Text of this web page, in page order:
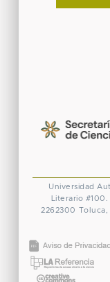
Universidad
Literario
2262300 Toluca,